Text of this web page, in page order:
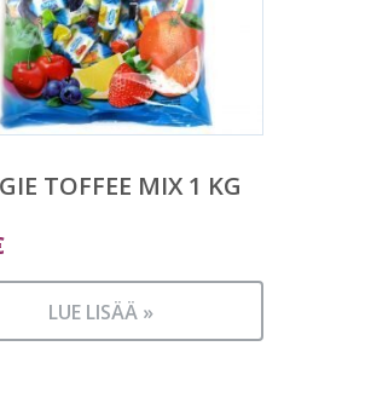
TOFFEE MIX 1 KG
LUE LISÄÄ »